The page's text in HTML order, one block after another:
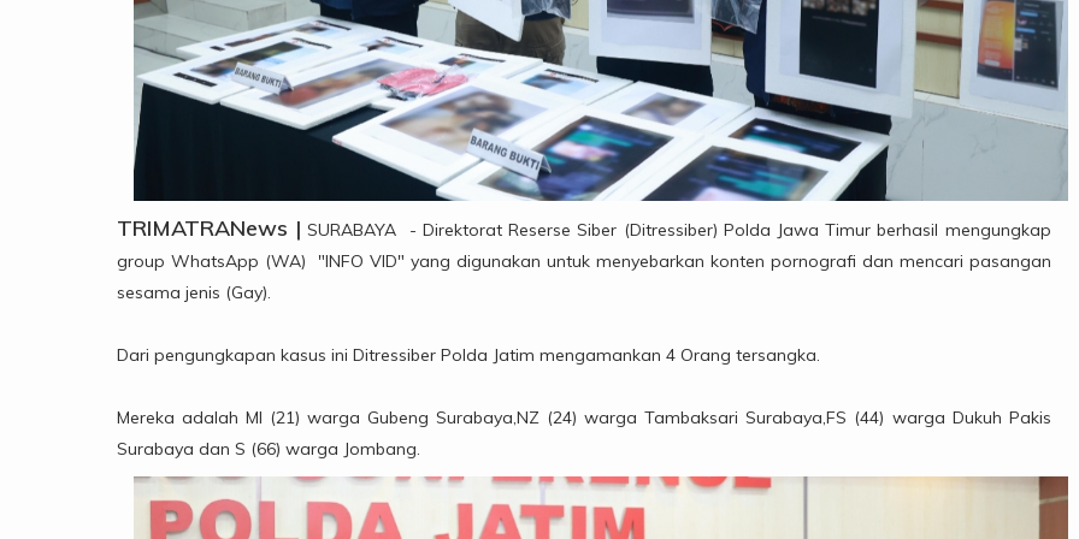
TRIMATRANews | SURABAYA - Direktorat Reserse Siber (Ditressiber) Polda Jawa Timur berhasil mengungkap
group WhatsApp (WA) "INFO VID" yang digunakan untuk menyebarkan konten pornografi dan mencari pasangan
sesama jenis (Gay).
Dari pengungkapan kasus ini Ditressiber Polda Jatim mengamankan 4 Orang tersangka.
Mereka adalah MI (21) warga Gubeng Surabaya,NZ (24) warga Tambaksari Surabaya,FS (44) warga Dukuh Pakis
Surabaya dan S (66) warga Jombang.